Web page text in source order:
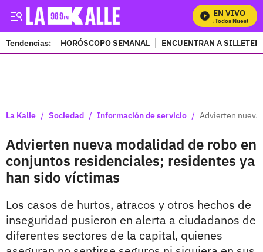
EN VIVO
Mira Todos Nuestros
Tendencias: HORÓSCOPO SEMANAL ENCUENTRAN A
La Kalle / Sociedad / Información de servicio / Advierten nueva
Advierten nueva modalidad de robo en
conjuntos residenciales; residentes ya
han sido víctimas
Los casos de hurtos, atracos y otros hechos de
inseguridad pusieron en alerta a ciudadanos de
diferentes sectores de la capital, quienes